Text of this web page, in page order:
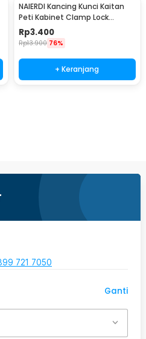
NAIERDI Kancing Kunci Kaitan
Peti Kabinet Clamp Lock
Loaded Buckle - J401
Rp3.400
Rp13.900 76%
+ Keranjang
721 7050
Ganti